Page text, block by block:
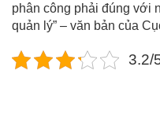
phân công phải đúng với
quản lý” – văn bản của
3.2/